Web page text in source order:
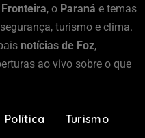
, o Paraná e temas
turismo e clima.
notícias de Foz,
ao vivo sobre o que
Política Turismo